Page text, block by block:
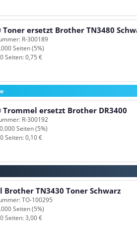
Toner ersetzt Brother TN3480
R-300189
Seiten (5%)
Seiten: 0,75 €
Trommel ersetzt Brother DR3400
R-300192
Seiten (5%)
Seiten: 0,10 €
Brother TN3430 Toner Schwarz
TO-100295
Seiten (5%)
Seiten: 3,00 €